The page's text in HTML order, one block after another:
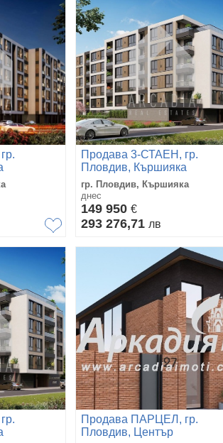
Продава 3-СТАЕН, гр.
Пловдив, Кършияка
гр. Пловдив, Кършияка
днес
149 950 €
293 276,71 лв
Продава ПАРЦЕЛ, гр.
Пловдив, Център